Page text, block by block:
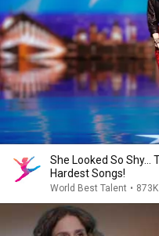
She Looked So Shy...
Hardest Songs!
World Best Talent •